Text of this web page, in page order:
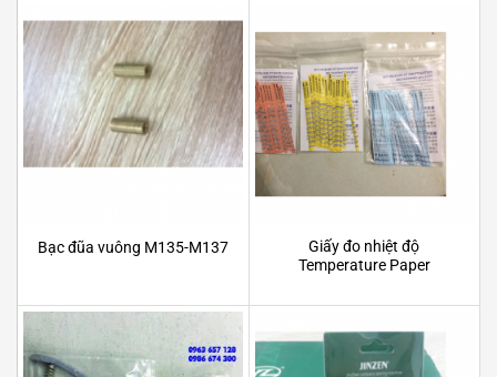
Bạc đũa vuông M135-M137
Giấy đo nhiệt độ
Temperature Paper